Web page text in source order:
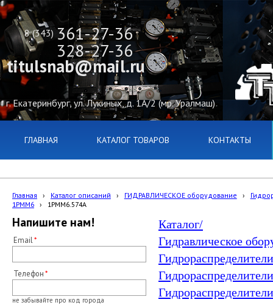
8 (343) 361-27-36
г. Екатеринбург, ул. Лукиных, д. 1А/2 (мр. Уралмаш)
328-27-36
titulsnab@mail.ru
ГЛАВНАЯ КАТАЛОГ ТОВАРОВ КОНТАКТЫ
Главная › Каталог описаний › ГИДРАВЛИЧЕСКОЕ оборудование ›
1РММ6 › 1РММ6.574А
Напишите нам!
Email
Телефон
не забывайте про код города
Каталог/
Гидравлическое